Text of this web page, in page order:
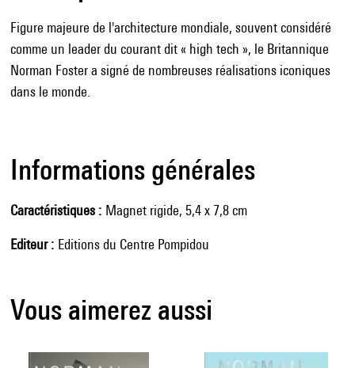
Figure majeure de l'architecture mondiale, souvent considéré
comme un leader du courant dit « high tech », le Britannique
Norman Foster a signé de nombreuses réalisations iconiques
dans le monde.
Informations générales
Caractéristiques Magnet rigide, 5,4 x 7,8 cm
Editeur Editions du Centre Pompidou
Vous aimerez aussi